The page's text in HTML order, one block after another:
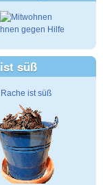
gegen Hilfe
süß
Rache ist süß